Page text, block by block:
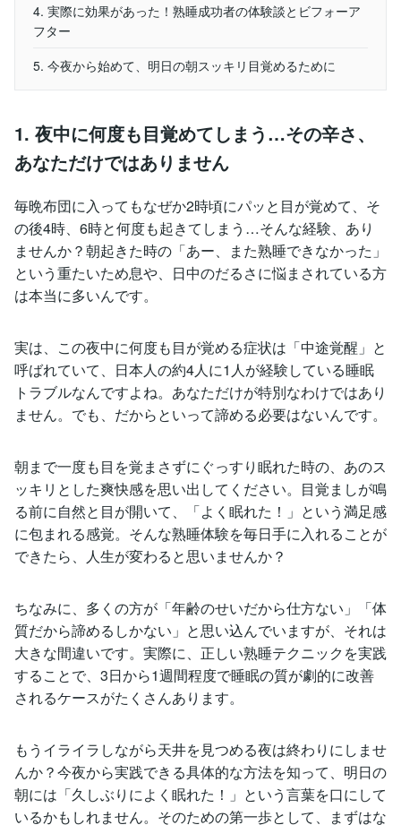
4. 実際に効果があった！熟睡成功者の体験談とビフォーア
フター
5. 今夜から始めて、明日の朝スッキリ目覚めるために
1. 夜中に何度も目覚めてしまう…その辛さ、
あなただけではありません
毎晩布団に入ってもなぜか2時頃にパッと目が覚めて、そ
の後4時、6時と何度も起きてしまう…そんな経験、あり
ませんか？朝起きた時の「あー、また熟睡できなかった」
という重たいため息や、日中のだるさに悩まされている方
は本当に多いんです。
実は、この夜中に何度も目が覚める症状は「中途覚醒」と
呼ばれていて、日本人の約4人に1人が経験している睡眠
トラブルなんですよね。あなただけが特別なわけではあり
ません。でも、だからといって諦める必要はないんです。
朝まで一度も目を覚まさずにぐっすり眠れた時の、あのス
ッキリとした爽快感を思い出してください。目覚ましが鳴
る前に自然と目が開いて、「よく眠れた！」という満足感
に包まれる感覚。そんな熟睡体験を毎日手に入れることが
できたら、人生が変わると思いませんか？
ちなみに、多くの方が「年齢のせいだから仕方ない」「体
質だから諦めるしかない」と思い込んでいますが、それは
大きな間違いです。実際に、正しい熟睡テクニックを実践
することで、3日から1週間程度で睡眠の質が劇的に改善
されるケースがたくさんあります。
もうイライラしながら天井を見つめる夜は終わりにしませ
んか？今夜から実践できる具体的な方法を知って、明日の
朝には「久しぶりによく眠れた！」という言葉を口にして
いるかもしれません。そのための第一歩として、まずはな